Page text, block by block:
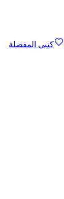
كتبي المفضلة